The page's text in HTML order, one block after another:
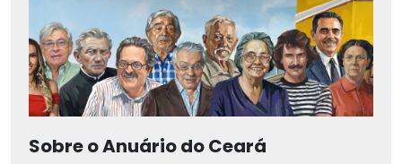
Sobre o Anuário do Ceará